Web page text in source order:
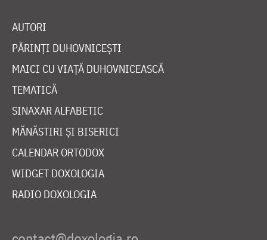
AUTORI
PĂRINȚI DUHOVNICEȘTI
MAICI CU VIAȚĂ DUHOVNICEASCĂ
TEMATICĂ
SINAXAR ALFABETIC
MĂNĂSTIRI ȘI BISERICI
CALENDAR ORTODOX
WIDGET DOXOLOGIA
RADIO DOXOLOGIA